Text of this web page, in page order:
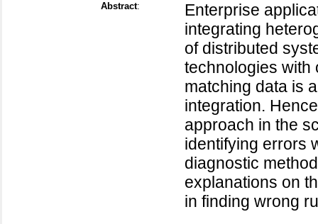
Abstract:
Enterprise
integrating
of distributed
technologies with
matching data is
integration.
approach in the
identifying errors
diagnostic
explanations on
in finding wrong